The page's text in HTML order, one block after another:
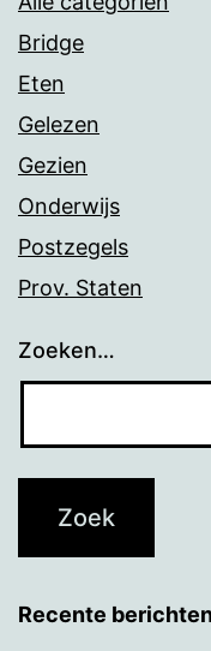
Bridge
Eten
Gelezen
Gezien
Onderwijs
Postzegels
Prov. Staten
Zoeken…
Recente